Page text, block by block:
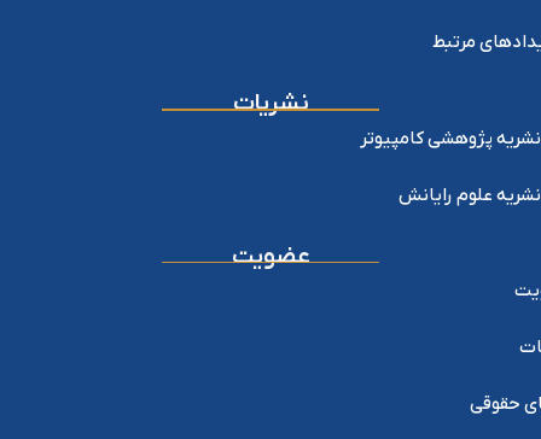
مرتبط
نشریات
نشریه پژوهشی کامپیوتر
نشریه علوم رایانش
عضویت
حقوقی